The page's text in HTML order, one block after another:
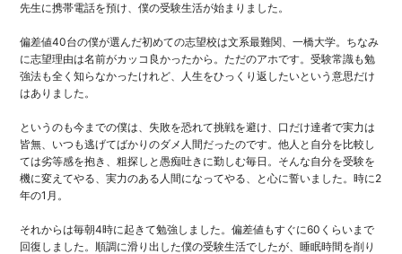
先生に携帯電話を預け、僕の受験生活が始まりました。
偏差値40台の僕が選んだ初めての志望校は文系最難関、一橋大学。ちなみ
に志望理由は名前がカッコ良かったから。ただのアホです。受験常識も勉
強法も全く知らなかったけれど、人生をひっくり返したいという意思だけ
はありました。
というのも今までの僕は、失敗を恐れて挑戦を避け、口だけ達者で実力は
皆無、いつも逃げてばかりのダメ人間だったのです。他人と自分を比較し
ては劣等感を抱き、粗探しと愚痴吐きに勤しむ毎日。そんな自分を受験を
機に変えてやる、実力のある人間になってやる、と心に誓いました。時に2
年の1月。
それからは毎朝4時に起きて勉強しました。偏差値もすぐに60くらいまで
回復しました。順調に滑り出した僕の受験生活でしたが、睡眠時間を削り